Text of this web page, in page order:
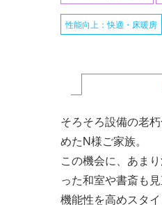
tabs
性能向上：快適・床暖房
そろそろ設備の老
めたN様ご家族。
この機会に、あま
った和室や書斎も
機能性を高めスタ